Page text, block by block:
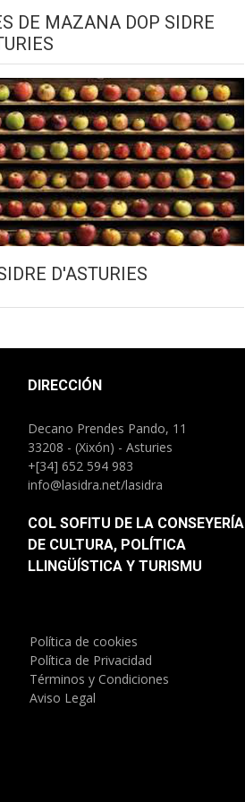
DE MAZANA DOP SIDRE
D'ASTURIES
DIRECCIÓN
Decano Prendes Pando, 11
33208 - (Xixón) - Asturies
+[34] 652 594 983
info@lasidra.net/lasidra
COL SOFITU DE LA CONSEYERÍA
DE CULTURA, POLÍTICA
LLINGÜÍSTICA Y TURISMU
Política de cookies
Política de Privacidad
Términos y Condiciones
Aviso Legal